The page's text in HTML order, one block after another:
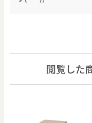
閲覧した